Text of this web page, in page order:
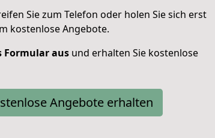
Sie zum Telefon oder holen Sie sich erst
kostenlose Angebote.
Formular aus und erhalten Sie kostenlose
Angebote erhalten